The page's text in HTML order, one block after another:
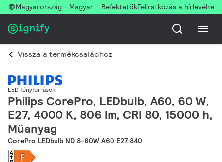
Magyarország - Magyar BefektetőkFeliratkozás a hírlevélre
Vissza a termékcsaládhoz
LED fényforrások
Philips CorePro, LEDbulb, A60, 60 W,
E27, 4000 K, 806 lm, CRI 80, 15000 h,
Műanyag
CorePro LEDbulb ND 8-60W A60 E27 840